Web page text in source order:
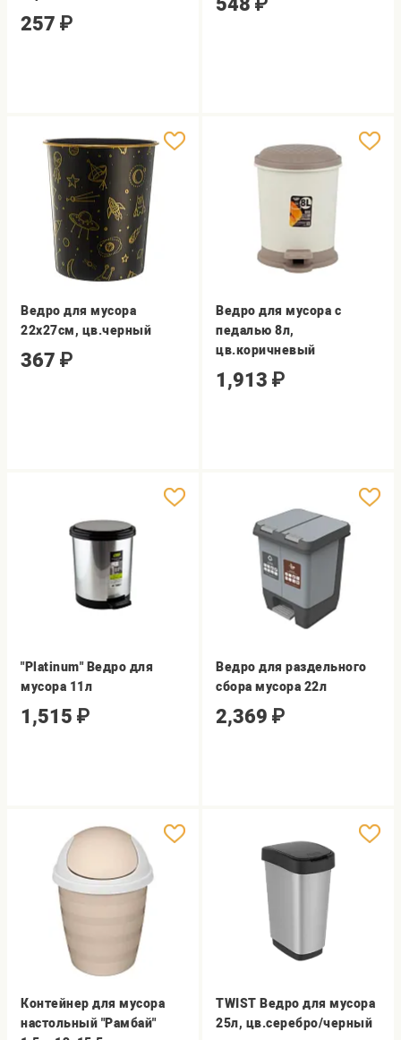
257 ₽
Ведро для мусора
22х27см, цв.черный
367 ₽
Ведро для мусора с
педалью 8л,
цв.коричневый
1,913 ₽
"Platinum" Ведро для
мусора 11л
1,515 ₽
Ведро для раздельного
сбора мусора 22л
2,369 ₽
Контейнер для мусора
настольный "Рамбай"
TWIST Ведро для мусора
25л, цв.серебро/черный